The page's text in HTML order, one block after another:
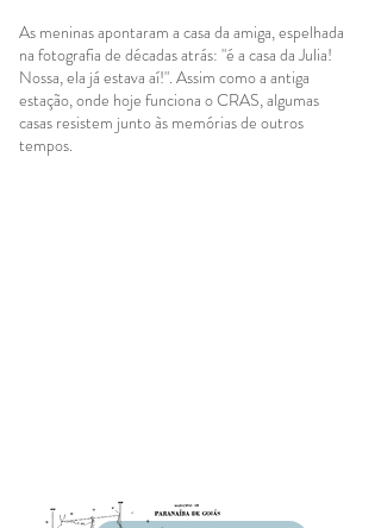
As meninas apontaram a casa da amiga, espelhada
na fotografia de décadas atrás: "é a casa da Julia!
Nossa, ela já estava aí!". Assim como a antiga
estação, onde hoje funciona o CRAS, algumas
casas resistem junto às memórias de outros
tempos.